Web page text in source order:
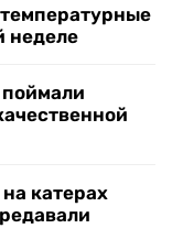
неделе
катерах